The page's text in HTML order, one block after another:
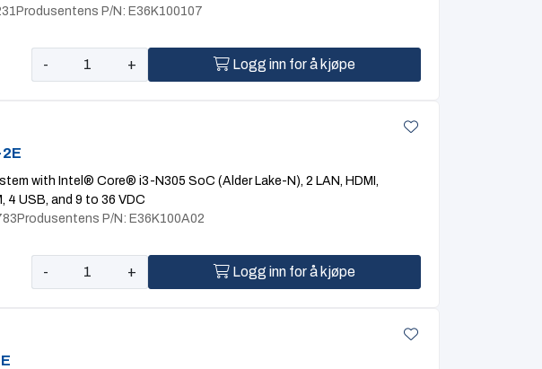
Produsentens P/N: E36K100107
- + Logg inn for å kjøpe
with Intel® Core® i3-N305 SoC (Alder Lake-N), 2 LAN, HDMI,
4 USB, and 9 to 36 VDC
Produsentens P/N: E36K100A02
- + Logg inn for å kjøpe